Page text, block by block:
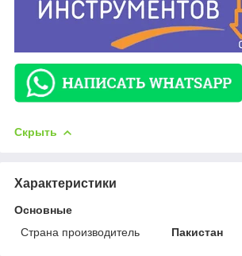
Скрыть
Характеристики
Основные
Страна производитель
Пакистан